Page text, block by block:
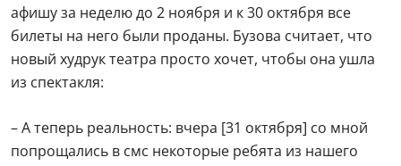
афишу за неделю до 2 ноября и к 30 октября все
билеты на него были проданы. Бузова считает, что
новый худрук театра просто хочет, чтобы она ушла
из спектакля:
– А теперь реальность: вчера [31 октября] со мной
попрощались в смс некоторые ребята из нашего